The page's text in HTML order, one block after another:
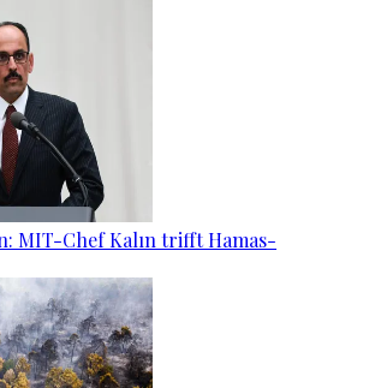
MIT-Chef Kalın trifft Hamas-